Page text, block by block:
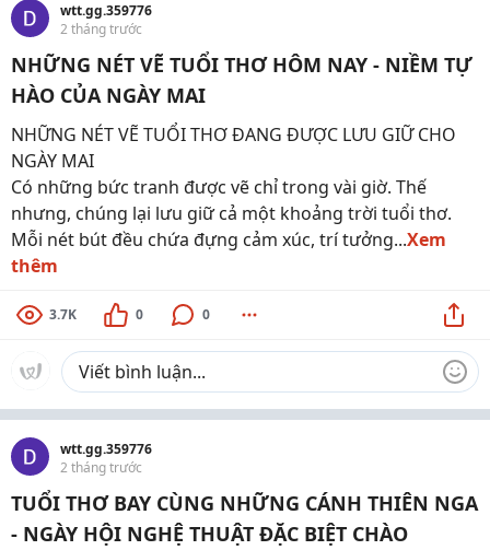
wtt.gg.359776
2 tháng trước
NHỮNG NÉT VẼ TUỔI THƠ HÔM NAY - NIỀM TỰ
HÀO CỦA NGÀY MAI
NHỮNG NÉT VẼ TUỔI THƠ ĐANG ĐƯỢC LƯU GIỮ CHO
NGÀY MAI
Có những bức tranh được vẽ chỉ trong vài giờ. Thế
nhưng, chúng lại lưu giữ cả một khoảng trời tuổi thơ.
Mỗi nét bút đều chứa đựng cảm xúc, trí tưởng...Xem
thêm
3.7K 0 0
wtt.gg.359776
2 tháng trước
TUỔI THƠ BAY CÙNG NHỮNG CÁNH THIÊN NGA
- NGÀY HỘI NGHỆ THUẬT ĐẶC BIỆT CHÀO